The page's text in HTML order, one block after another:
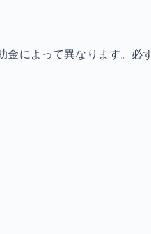
によって異なります。必